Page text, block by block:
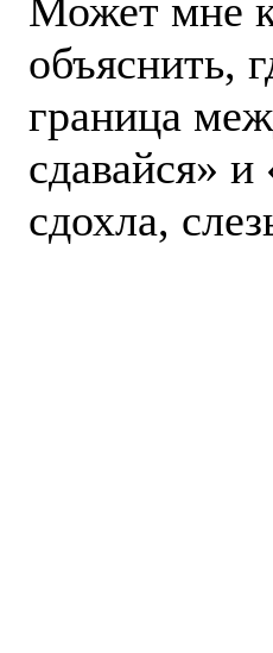
Может мне
объяснить,
граница
сдавайся»
сдохла,